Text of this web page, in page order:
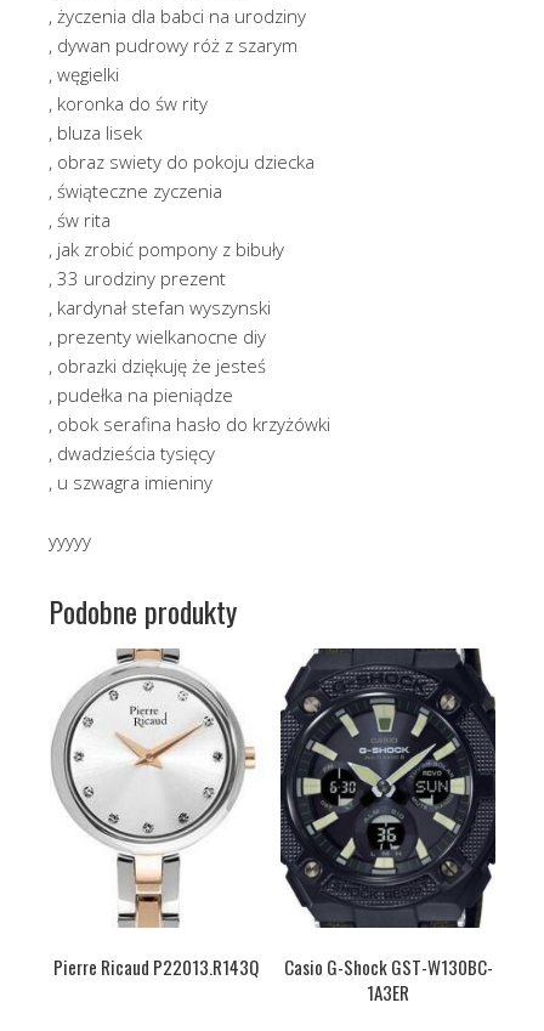
, życzenia dla babci na urodziny
, dywan pudrowy róż z szarym
, węgielki
, koronka do św rity
, bluza lisek
, obraz swiety do pokoju dziecka
, świąteczne zyczenia
, św rita
, jak zrobić pompony z bibuły
, 33 urodziny prezent
, kardynał stefan wyszynski
, prezenty wielkanocne diy
, obrazki dziękuję że jesteś
, pudełka na pieniądze
, obok serafina hasło do krzyżówki
, dwadzieścia tysięcy
, u szwagra imieniny
yyyyy
Podobne produkty
Pierre Ricaud P22013.R143Q
Casio G-Shock GST-W130BC-
1A3ER